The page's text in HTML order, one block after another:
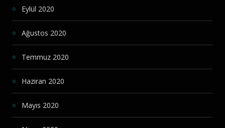
Eylül 2020
Ağustos 2020
Temmuz 2020
Haziran 2020
Mayıs 2020